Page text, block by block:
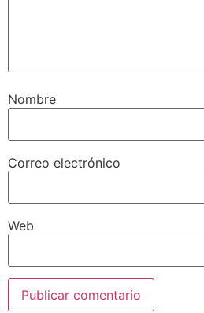
Nombre
Correo electrónico
Web